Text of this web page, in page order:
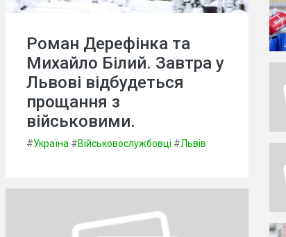
Роман Дерефінка та
Михайло Білий. Завтра у
Львові відбудеться
прощання з
військовими.
#Україна #Військовослужбовці #Львів